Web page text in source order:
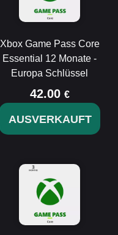
Xbox Game Pass Core
Essential 12 Monate -
Europa Schlüssel
42.00 €
AUSVERKAUFT